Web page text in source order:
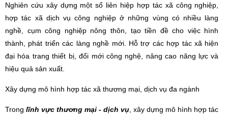
Nghiên cứu xây dựng một số liên hiệp hợp tác xã công nghiệp,
hợp tác xã dịch vụ công nghiệp ở những vùng có nhiều làng
nghề, cụm công nghiệp nông thôn, tạo tiền đề cho việc hình
thành, phát triển các làng nghề mới. Hỗ trợ các hợp tác xã hiện
đại hóa trang thiết bị, đổi mới công nghệ, nâng cao năng lực và
hiệu quả sản xuất.
Xây dựng mô hình hợp tác xã thương mại, dịch vụ đa ngành
Tronglĩnh vực thương mại - dịch vụ , xây dựng mô hình hợp tác